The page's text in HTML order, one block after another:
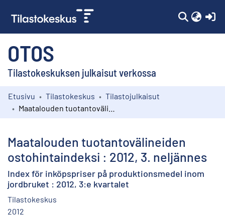
OTOS
Tilastokeskuksen julkaisut verkossa
Kokoelmat
Etusivu Tilastokeskus
Tilastojulkaisut
Maatalouden tuotantovälineiden
ostohintaindeksi : 2012, 3. neljännes
Index för inköpspriser på produktionsmedel inom
jordbruket : 2012, 3:e kvartalet
Tilastokeskus
2012